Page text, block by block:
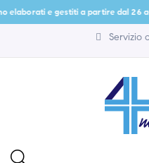
e gestiti a partire dal 26 agosto.
Servizio